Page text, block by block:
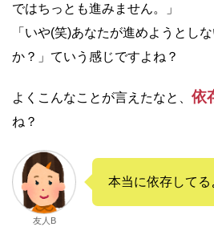
ではちっとも進みません。」
「いや(笑)あなたが進めようとし
か？」ていう感じですよね？
よくこんなことが言えたなと、 依
ね？
友人B
本当に依存してる